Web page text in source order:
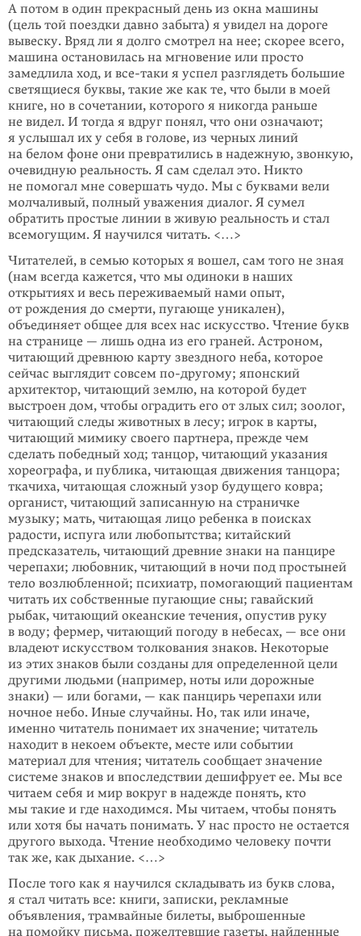
А потом в один прекрасный день из окна машины
(цель той поездки давно забыта) я увидел на доро­ге
вывеску. Вряд ли я долго смотрел на нее; скорее всего,
машина остано­вилась на мгновение или просто
замедлила ход, и все-таки я успел разгля­деть большие
светящиеся буквы, такие же как те, что были в моей
книге, но в сочетании, которого я никогда раньше
не видел. И тогда я вдруг понял, что они означают;
я услышал их у себя в голове, из черных линий
на белом фоне они превратились в надежную, звон­кую,
очевидную реальность. Я сам сделал это. Никто
не помогал мне совер­шать чудо. Мы с бук­вами вели
молчаливый, полный уважения диалог. Я сумел
обратить простые линии в живую реальность и стал
всемогу­щим. Я научился читать. <…>
Читателей, в семью которых я вошел, сам того не зная
(нам всегда кажется, что мы одиноки в наших
открытиях и весь переживаемый нами опыт,
от рождения до смерти, пугающе уникален),
объединяет общее для всех нас искусство. Чтение букв
на странице — лишь одна из его граней. Астро­ном,
читающий древнюю карту звездного неба, которое
сейчас выглядит совсем по-другому; японский
архитектор, читающий землю, на кото­рой будет
выстроен дом, чтобы оградить его от злых сил; зоолог,
читающий следы животных в лесу; игрок в карты,
читающий мимику своего партнера, прежде чем
сделать победный ход; танцор, читающий указания
хореографа, и публи­ка, читающая движения танцора;
ткачиха, чита­ющая сложный узор будущего ковра;
орга­нист, читающий записанную на страничке
музыку; мать, читающая лицо ребенка в поисках
радости, испуга или любопытства; китайский
предсказа­тель, читающий древние знаки на панцире
чере­па­хи; любовник, читающий в ночи под просты­ней
тело возлюбленной; психиатр, помогающий пациентам
читать их собственные пугающие сны; гавайский
рыбак, читающий океанские тече­ния, опустив руку
в воду; фермер, читающий погоду в небесах, — все они
владеют искус­ством толко­вания знаков. Некоторые
из этих знаков были созданы для определен­ной цели
другими людьми (например, ноты или дорожные
знаки) — или богами, — как панцирь черепахи или
ночное небо. Иные случайны. Но, так или иначе,
именно чита­тель понимает их значение; читатель
нахо­дит в некоем объекте, месте или событии
материал для чтения; читатель сообщает значение
системе знаков и впос­ледствии дешифрует ее. Мы все
читаем себя и мир вокруг в надежде понять, кто
мы такие и где нахо­димся. Мы читаем, чтобы понять
или хотя бы начать понимать. У нас просто не остается
другого выхода. Чтение необходимо человеку почти
так же, как дыхание. <…>
После того как я научился складывать из букв слова,
я стал читать все: книги, записки, реклам­ные
объявления, трамвайные билеты, выброшен­ные
на помой­ку письма, пожелтевшие газеты, найденные